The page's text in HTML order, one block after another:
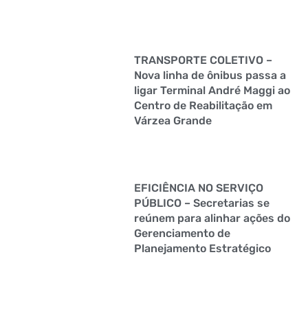
TRANSPORTE COLETIVO –
Nova linha de ônibus passa a
ligar Terminal André Maggi ao
Centro de Reabilitação em
Várzea Grande
EFICIÊNCIA NO SERVIÇO
PÚBLICO – Secretarias se
reúnem para alinhar ações do
Gerenciamento de
Planejamento Estratégico